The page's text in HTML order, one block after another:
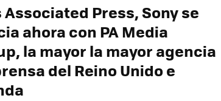
Associated Press, Sony se
ahora con PA Media
la mayor la mayor agencia
del Reino Unido e